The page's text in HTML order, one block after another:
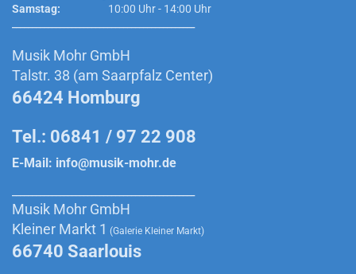
Samstag: 10:00 Uhr - 14:00 Uhr
Musik Mohr GmbH
Talstr. 38 (am Saarpfalz Center)
66424 Homburg
Tel.: 06841 / 97 22 908
E-Mail: info@musik-mohr.de
Musik Mohr GmbH
Kleiner Markt 1 (Galerie Kleiner Markt)
66740 Saarlouis